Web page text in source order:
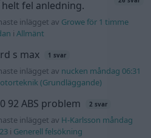
helt fel anledning.
inlägget av Growe för 1 timme
i Allmänt
s max 1 svar
inlägget av nucken måndag 06:31
(Grundläggande)
92 ABS problem 2 svar
inlägget av H-Karlsson måndag
i Generell felsökning